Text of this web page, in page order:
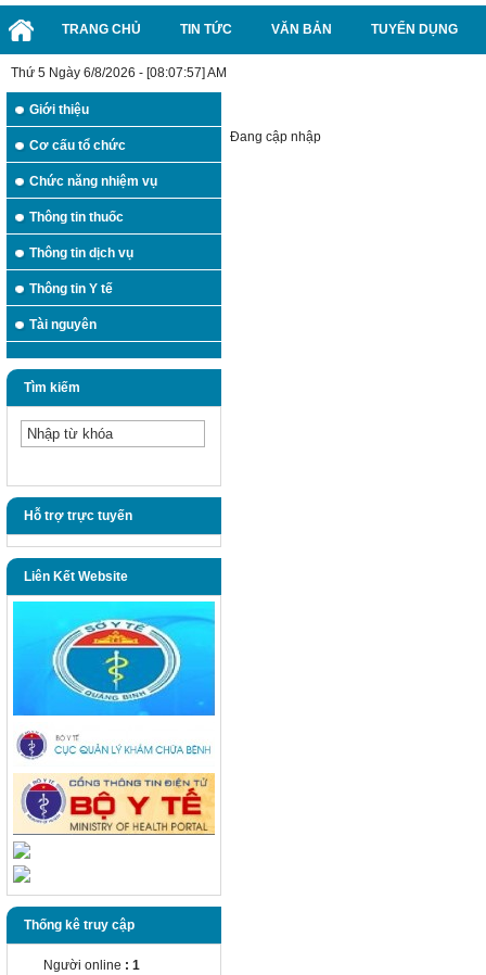
TRANG CHỦ TIN TỨC VĂN BẢN TUYỂN DỤNG
Thứ 5 Ngày 6/8/2026 - [08:07:57] AM
Giới thiệu
Cơ cấu tổ chức
Chức năng nhiệm vụ
Thông tin thuốc
Thông tin dịch vụ
Thông tin Y tế
Tài nguyên
Tìm kiếm
Hỗ trợ trực tuyến
Liên Kết Website
Thống kê truy cập
Người online : 1
Đang cập nhập